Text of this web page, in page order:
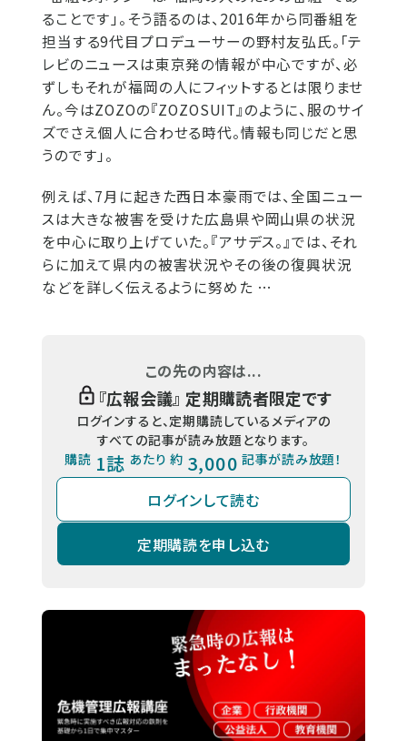
ることです」。そう語るのは、2016年から同番組を
担当する9代目プロデューサーの野村友弘氏。「テ
レビのニュースは東京発の情報が中心ですが、必
ずしもそれが福岡の人にフィットするとは限りませ
ん。今はZOZOの『ZOZOSUIT』のように、服のサイ
ズでさえ個人に合わせる時代。情報も同じだと思
うのです」。
例えば、7月に起きた西日本豪雨では、全国ニュー
スは大きな被害を受けた広島県や岡山県の状況
を中心に取り上げていた。『アサデス。』では、それ
らに加えて県内の被害状況やその後の復興状況
などを詳しく伝えるように努めた …
この先の内容は...
『広報会議』 定期購読者限定です
ログインすると、定期購読しているメディアの
すべての記事が読み放題となります。
購読 1誌 あたり 約 3,000 記事が読み放題！
ログインして読む
定期購読を申し込む